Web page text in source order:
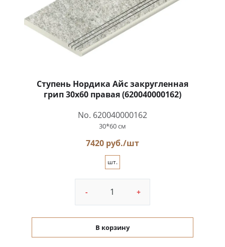
Ступень Нордика Айс закругленная
грип 30x60 правая (620040000162)
No. 620040000162
30*60 см
7420 руб./шт
шт.
- +
В корзину